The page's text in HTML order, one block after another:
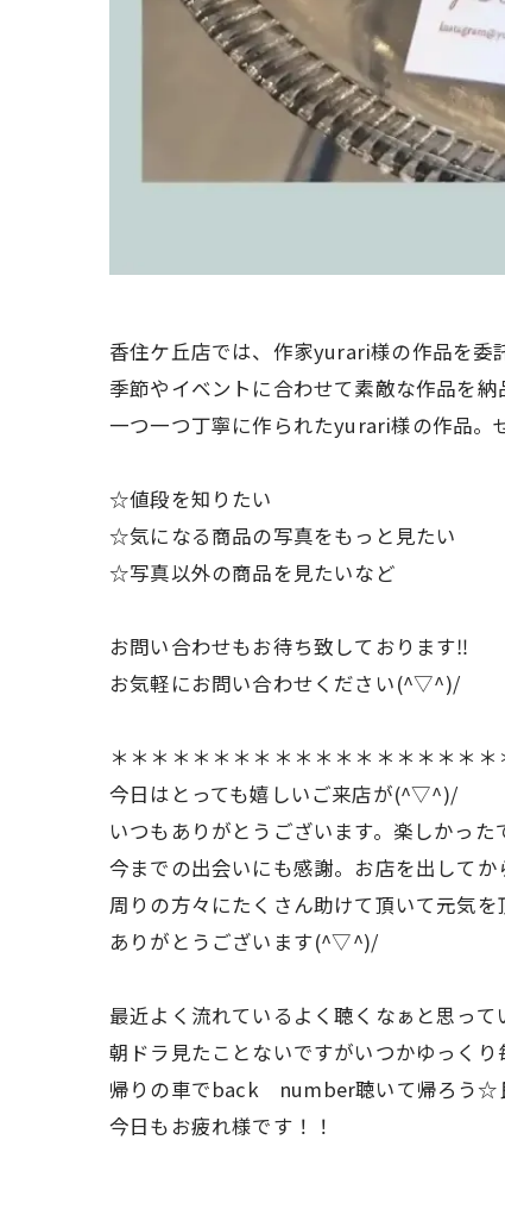
香住ケ丘店では、作家yurari様の作品を
季節やイベントに合わせて素敵な作品を納
一つ一つ丁寧に作られたyurari様の作品。
☆値段を知りたい
☆気になる商品の写真をもっと見たい
☆写真以外の商品を見たいなど
お問い合わせもお待ち致しております‼
お気軽にお問い合わせください(^▽^)/
＊＊＊＊＊＊＊＊＊＊＊＊＊＊＊＊＊＊
今日はとっても嬉しいご来店が(^▽^)/
いつもありがとうございます。楽しかっ
今までの出会いにも感謝。お店を出してか
周りの方々にたくさん助けて頂いて元気
ありがとうございます(^▽^)/
最近よく流れているよく聴くなぁと思って
朝ドラ見たことないですがいつかゆっく
帰りの車でback number聴いて帰ろう☆
今日もお疲れ様です！！